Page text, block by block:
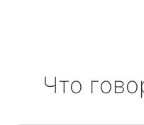
Что